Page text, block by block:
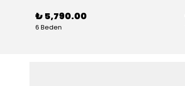
₺ 5,790.00
6 Beden